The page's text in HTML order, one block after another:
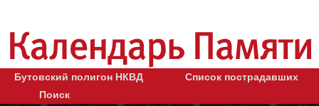
Бутовский полигон НКВД
Список пострадавших
Поиск